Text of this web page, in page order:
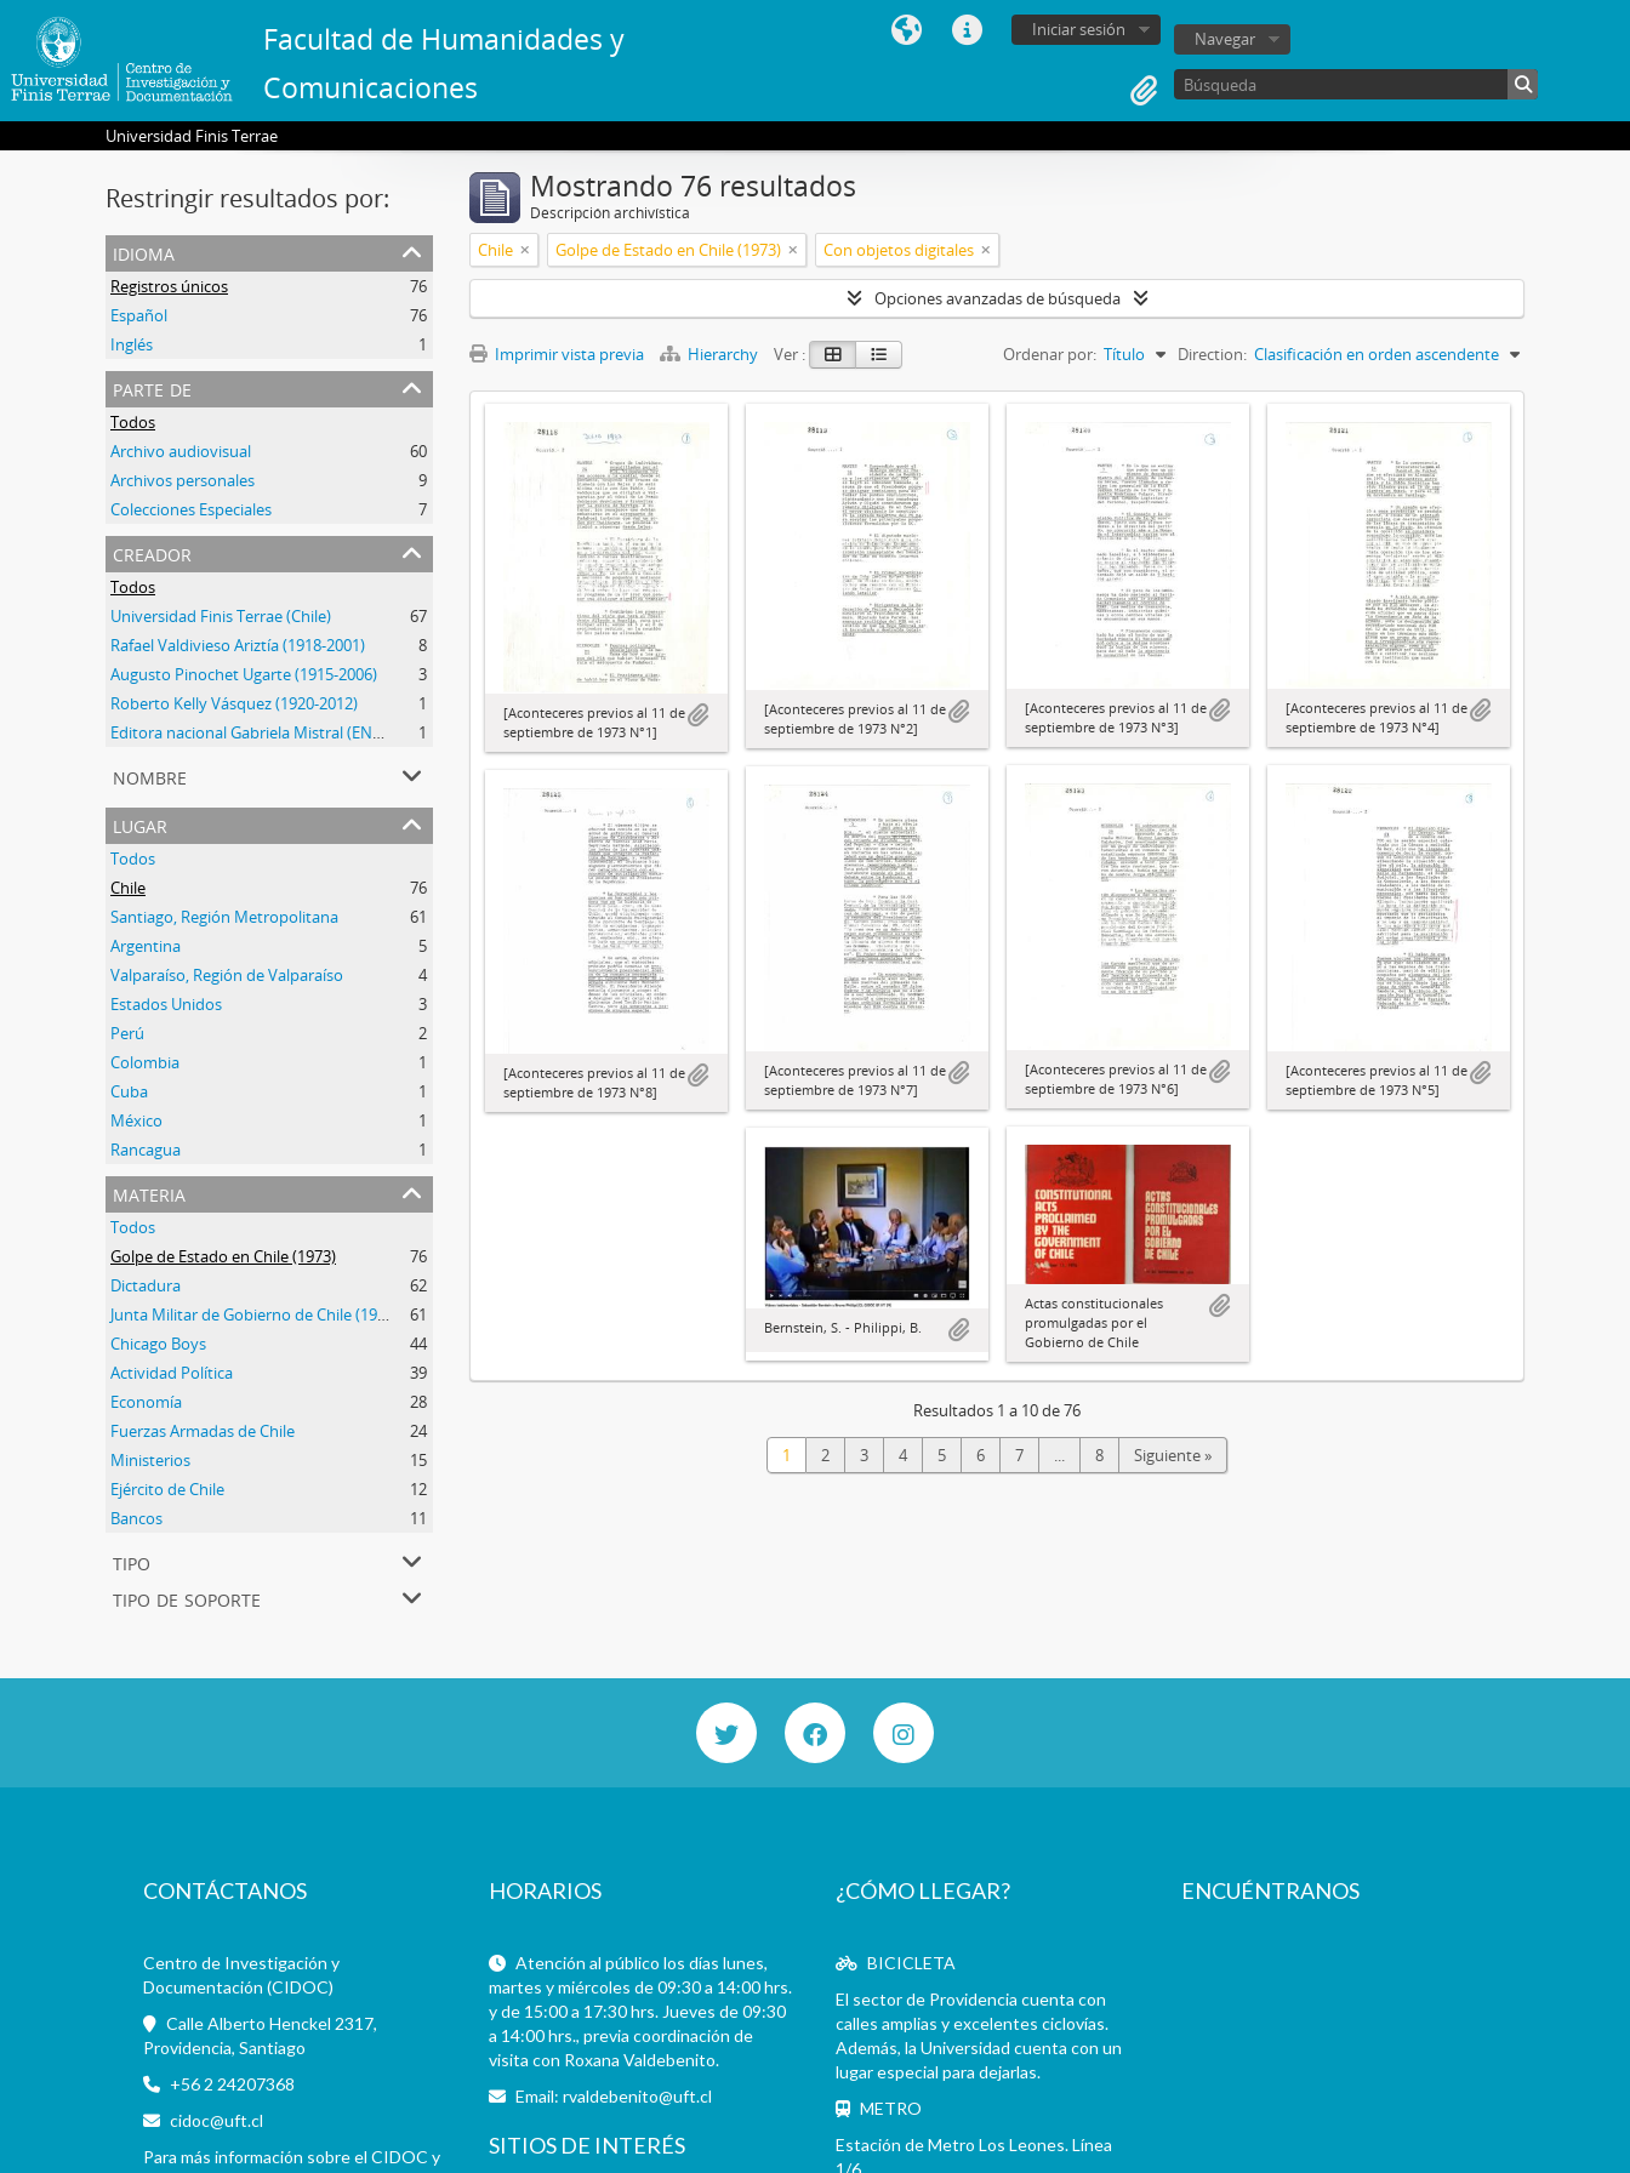
Facultad de Humanidades y
Comunicaciones
Iniciar sesión Navegar
Universidad Finis Terrae
Restringir resultados por:
idioma
Registros únicos
76
Español
76
Inglés
1
parte de
Todos
Archivo audiovisual
60
Archivos personales
9
Colecciones Especiales
7
creador
Todos
Universidad Finis Terrae (Chile)
67
Rafael Valdivieso Ariztía (1918-2001)
8
Augusto Pinochet Ugarte (1915-2006)
3
Roberto Kelly Vásquez (1920-2012)
1
Editora nacional Gabriela Mistral (ENGM) (1973-1976)
1
nombre
lugar
Todos
Chile
76
Santiago, Región Metropolitana
61
Argentina
5
Valparaíso, Región de Valparaíso
4
Estados Unidos
3
Perú
2
Colombia
1
Cuba
1
México
1
Rancagua
1
materia
Todos
Golpe de Estado en Chile (1973)
76
Dictadura
62
Junta Militar de Gobierno de Chile (1973-1990)
61
Chicago Boys
44
Actividad Política
39
Economía
28
Fuerzas Armadas de Chile
24
Ministerios
15
Ejército de Chile
12
Bancos
11
tipo
tipo de soporte
Mostrando 76 resultados
Descripción archivística
Chile Golpe de Estado en Chile (1973) Con objetos digitales
Opciones avanzadas de búsqueda
Imprimir vista previa Hierarchy Ver : Ordenar por: Título Direction: Clasificación en orden ascendente
[Aconteceres previos al 11 de
septiembre de 1973 N°1]
[Aconteceres previos al 11 de
septiembre de 1973 N°2]
[Aconteceres previos al 11 de
septiembre de 1973 N°3]
[Aconteceres previos al 11 de
septiembre de 1973 N°4]
[Aconteceres previos al 11 de
septiembre de 1973 N°5]
[Aconteceres previos al 11 de
septiembre de 1973 N°6]
[Aconteceres previos al 11 de
septiembre de 1973 N°7]
[Aconteceres previos al 11 de
septiembre de 1973 N°8]
Actas constitucionales
promulgadas por el
Gobierno de Chile
Bernstein, S. - Philippi, B.
Resultados 1 a 10 de 76
1 2 3 4 5 6 7 ... 8 Siguiente »
CONTÁCTANOS
Centro de Investigación y
Documentación (CIDOC)
Calle Alberto Henckel 2317,
Providencia, Santiago
+56 2 24207368
cidoc@uft.cl
Para más información sobre el CIDOC y
HORARIOS
Atención al público los días lunes,
martes y miércoles de 09:30 a 14:00 hrs.
y de 15:00 a 17:30 hrs. Jueves de 09:30
a 14:00 hrs., previa coordinación de
visita con Roxana Valdebenito.
Email:rvaldebenito@uft.cl
SITIOS DE INTERÉS
¿CÓMO LLEGAR?
BICICLETA
El sector de Providencia cuenta con
calles amplias y excelentes ciclovías.
Además, la Universidad cuenta con un
lugar especial para dejarlas.
METRO
Estación de Metro Los Leones. Línea
1/6.
ENCUÉNTRANOS